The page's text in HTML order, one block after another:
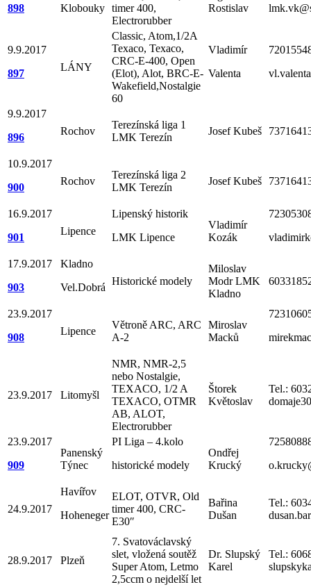
898
Klobouky timer 400,
Electrorubber
Rostislav
9.9.2017
897
LÁNY
Classic, Atom,1/2A
Texaco, Texaco,
CRC-E-400, Open
(Elot), Alot, BRC-E-
Wakefield,Nostalgie
60
Vladimír
Valenta
9.9.2017
896
Rochov
Terezínská liga 1
LMK Terezín
Josef Kubeš
10.9.2017
900
Rochov
Terezínská liga 2
LMK Terezín
Josef Kubeš
16.9.2017
901
Lipence
Lipenský historik
LMK Lipence
Vladimír
Kozák
17.9.2017
903
Kladno
Vel.Dobrá
Historické modely
Miloslav
Modr LMK
Kladno
23.9.2017
908
Lipence
Větroně ARC, ARC
A-2
Miroslav
Macků
23.9.2017 Litomyšl
NMR, NMR-2,5
nebo Nostalgie,
TEXACO, 1/2 A
TEXACO, OTMR
AB, ALOT,
Electrorubber
Štorek
Květoslav
Tel.:
23.9.2017
909
Panenský
Týnec
PI Liga – 4.kolo
historické modely
Ondřej
Krucký
24.9.2017
Havířov
Hoheneger
ELOT, OTVR, Old
timer 400, CRC-
E30″
Bařina
Dušan
Tel.:
28.9.2017 Plzeň
7. Svatováclavský
slet, vložená soutěž
Super Atom, Letmo
2,5ccm o nejdelší let
Dr. Slupský
Karel
Tel.: